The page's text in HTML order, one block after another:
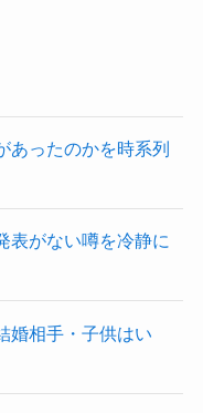
あったのかを時系列
表がない噂を冷静に
婚相手・子供はい